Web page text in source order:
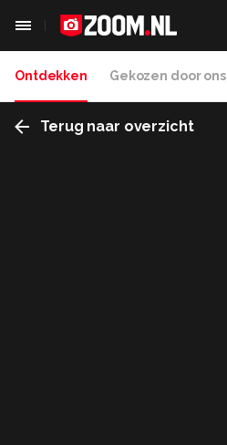
Ontdekken Gekozen door ons
Terug naar overzicht